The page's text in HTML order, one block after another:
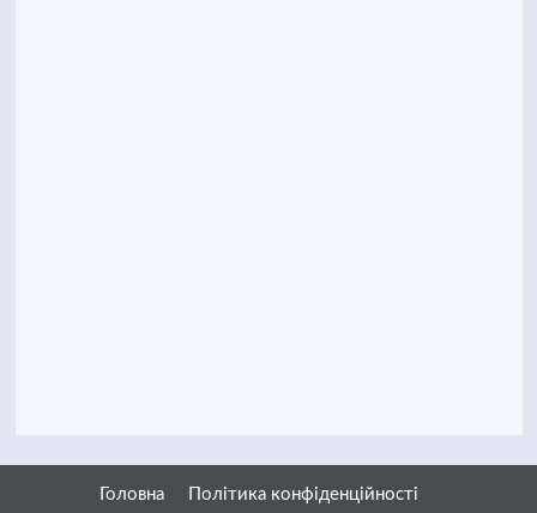
Головна
Політика конфіденційності